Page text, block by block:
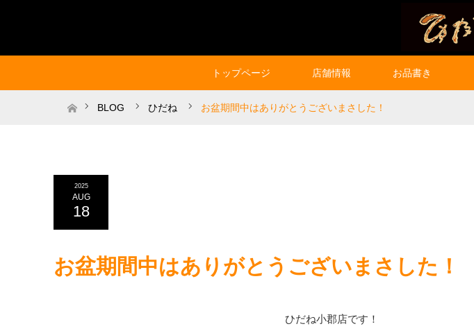
トップページ 店舗情報 お品書き
ホームBLOG ひだね お盆期間中はありがとうございまさした！
2025
AUG
18
お盆期間中はありがとうございまさした！
ひだね小郡店です！